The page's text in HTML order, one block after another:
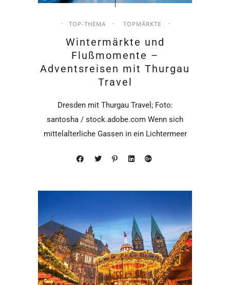
TOP-THEMA TOPMÄRKTE
Wintermärkte und
Flußmomente –
Adventsreisen mit Thurgau
Travel
Dresden mit Thurgau Travel; Foto:
santosha / stock.adobe.com Wenn sich
mittelalterliche Gassen in ein Lichtermeer